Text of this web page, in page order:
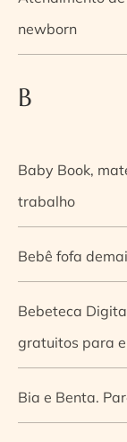
newborn
B
Baby Book,
trabalho
Bebê fofa
Bebeteca
gratuitos para
Bia e Benta.